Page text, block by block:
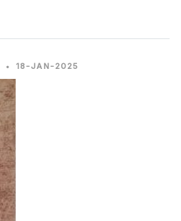
• 18-JAN-2025